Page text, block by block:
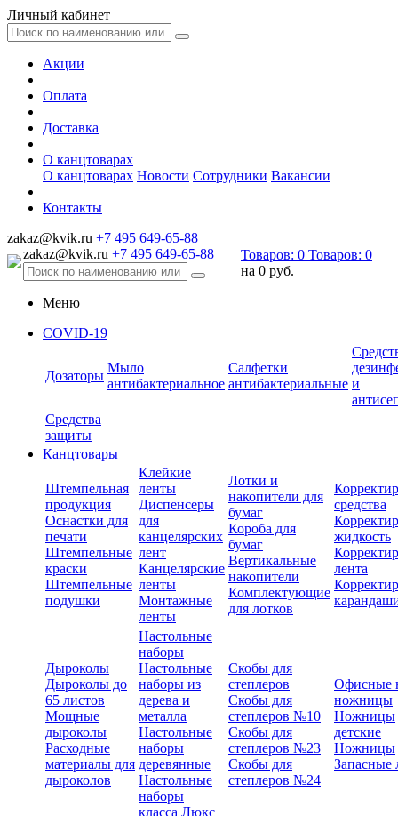
Личный кабинет
Акции
Оплата
Доставка
О канцтоварах
О канцтоварах Новости Сотрудники Вакансии
Контакты
zakaz@kvik.ru +7 495 649-65-88
zakaz@kvik.ru +7 495 649-65-88 Товаров: 0 Товаров: 0
на 0 руб.
Меню
COVID-19
Дозаторы
Мыло
антибактериальное
Салфетки
антибактериальные и
Средства
защиты
Канцтовары
Штемпельная
продукция
Оснастки для
печати
Штемпельные
краски
Штемпельные
подушки
Клейкие
ленты
Диспенсеры
для
канцелярских
лент
Канцелярские
ленты
Монтажные
ленты
Лотки и
накопители для
бумаг
Короба для
бумаг
Вертикальные
накопители
Комплектующие
для лотков
средства
жидкость
лента
Дыроколы
Дыроколы до
65 листов
Мощные
дыроколы
Расходные
материалы для
дыроколов
Настольные
наборы
Настольные
наборы из
дерева и
металла
Настольные
наборы
деревянные
Настольные
наборы
класса Люкс
Скобы для
степлеров
Скобы для
степлеров №10
Скобы для
степлеров №23
Скобы для
степлеров №24
Офисные
ножницы
Ножницы
детские
Ножницы
Запасные